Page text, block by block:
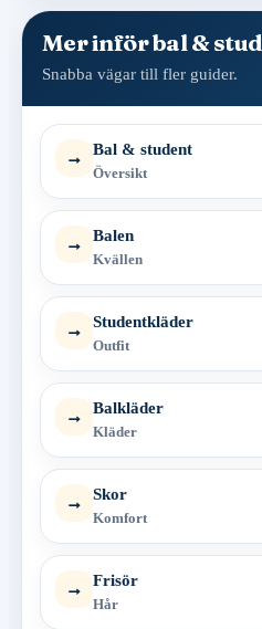
Mer inför bal &
Snabba vägar till fler guider.
→ Bal & student
Översikt
→ Balen
Kvällen
→ Studentkläder
Outfit
→ Balkläder
Kläder
→ Skor
Komfort
→ Frisör
Hår